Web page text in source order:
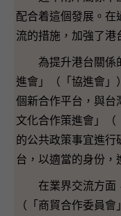
配合着這個發展。在
流的措施，加強了港
為提升港台關係的
進會」（「協進會」
個新合作平台，與台
文化合作策進會」（
的公共政策事宜進行
台，以適當的身份，
在業界交流方面，
（「商貿合作委員